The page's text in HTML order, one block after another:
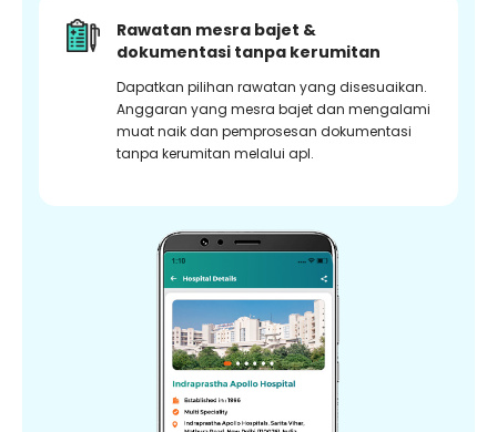
Rawatan mesra bajet &
dokumentasi tanpa kerumitan
Dapatkan pilihan rawatan yang disesuaikan.
Anggaran yang mesra bajet dan mengalami
muat naik dan pemprosesan dokumentasi
tanpa kerumitan melalui apl.